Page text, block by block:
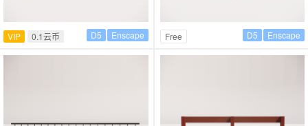
VIP 0.1云币 Enscape
D5 Free Enscape
D5